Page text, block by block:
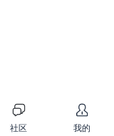
社区 我的